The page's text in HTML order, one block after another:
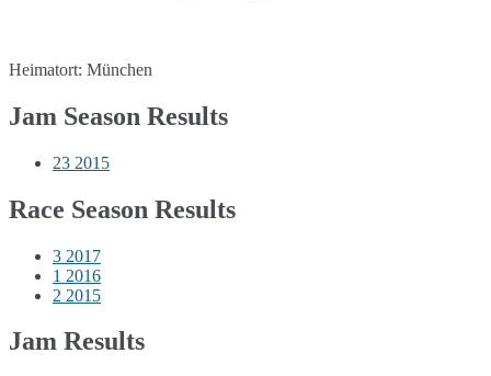
Heimatort: München
Jam Season Results
23 2015
Race Season Results
3 2017
1 2016
2 2015
Jam Results